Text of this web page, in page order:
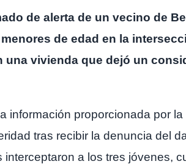
de alerta de un vecino de
de edad en la
una vivienda que dejó un
información proporcionada por
tras recibir la denuncia del
interceptaron a los tres jóvenes,